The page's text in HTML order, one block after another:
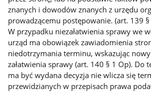
znanych i dowodów znanych z urzędu
prowadzącemu postępowanie. (art. 139 §
W przypadku niezałatwienia sprawy we
urząd ma obowiązek zawiadomienia
niedotrzymania terminu, wskazując
załatwienia sprawy (art. 140 § 1 Op). Do
ma być wydana decyzja nie wlicza się
przewidzianych w przepisach prawa